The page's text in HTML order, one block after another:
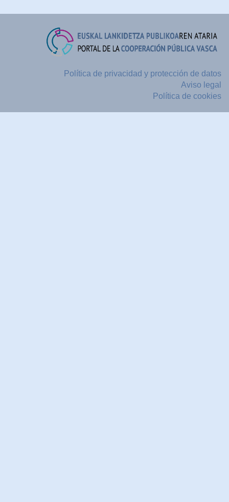
Política de privacidad y protección de datos
Aviso legal
Política de cookies